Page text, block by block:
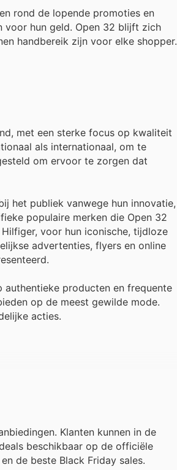
rond de lopende promoties en
hun geld. Open 32 blijft zich
handbereik zijn voor elke shopper.
met een sterke focus op kwaliteit
als internationaal, om te
om ervoor te zorgen dat
het publiek vanwege hun innovatie,
populaire merken die Open 32
voor hun iconische, tijdloze
advertenties, flyers en online
producten en frequente
op de meest gewilde mode.
acties.
Klanten kunnen in de
beschikbaar op de officiële
de beste Black Friday sales.